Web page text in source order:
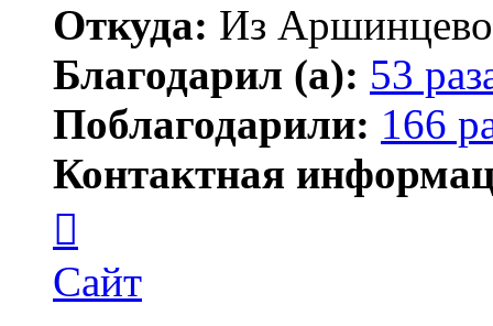
Откуда: Из
Благодарил (а): 53
Поблагодарили: 166
Контактная
пользователя
Бегемот
Сайт